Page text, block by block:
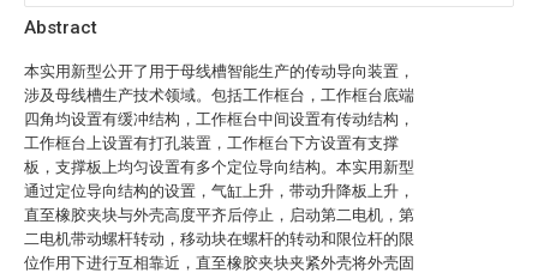
Abstract
本实用新型公开了用于母线槽智能生产的传动导向装置，
涉及母线槽生产技术领域。包括工作框台，工作框台底端
四角均设置有缓冲结构，工作框台中间设置有传动结构，
工作框台上设置有打孔装置，工作框台下方设置有支撑
板，支撑板上均匀设置有多个定位导向结构。本实用新型
通过定位导向结构的设置，气缸上升，带动升降板上升，
直至橡胶夹块与外壳高度平齐后停止，启动第二电机，第
二电机带动螺杆转动，移动块在螺杆的转动和限位杆的限
位作用下进行互相靠近，直至橡胶夹块夹紧外壳将外壳固